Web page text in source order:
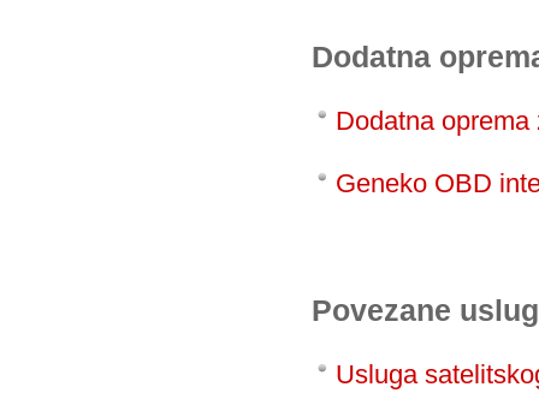
Dodatna
Dodatna oprema
Geneko OBD
Povezane
Usluga